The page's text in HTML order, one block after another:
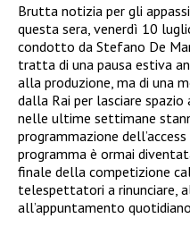
Brutta notizia per gli
questa sera, venerdì 10
condotto da Stefano De
tratta di una pausa estiva
alla produzione, ma di una
dalla Rai per lasciare spazio
nelle ultime settimane
programmazione
programma è ormai
finale della competizione
telespettatori a rinunciare,
all’appuntamento